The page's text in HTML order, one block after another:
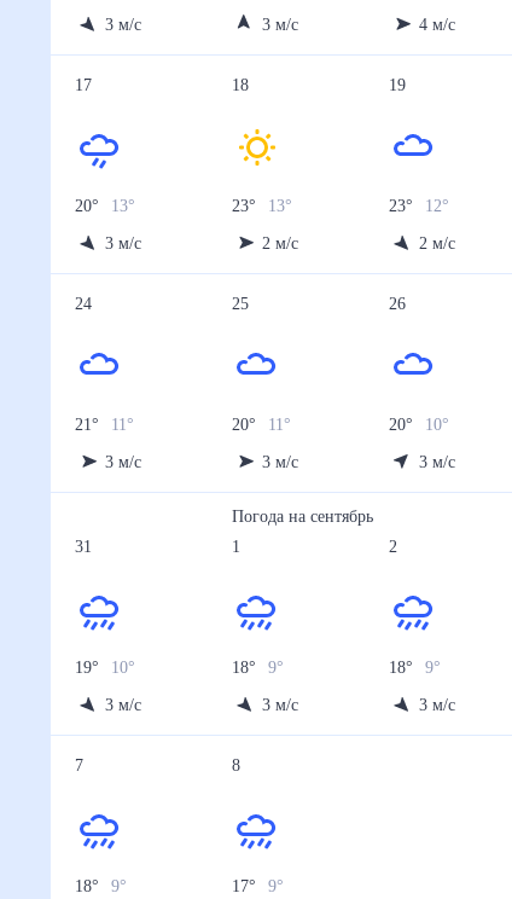
3 м/с
3 м/с
4 м/с
17
20° 13°
3 м/с
18
23° 13°
2 м/с
19
23° 12°
2 м/с
24
21° 11°
3 м/с
25
20° 11°
3 м/с
26
20° 10°
3 м/с
31
19° 10°
3 м/с
Погода насентябрь
1
18° 9°
3 м/с
2
18° 9°
3 м/с
7
18° 9°
8
17° 9°